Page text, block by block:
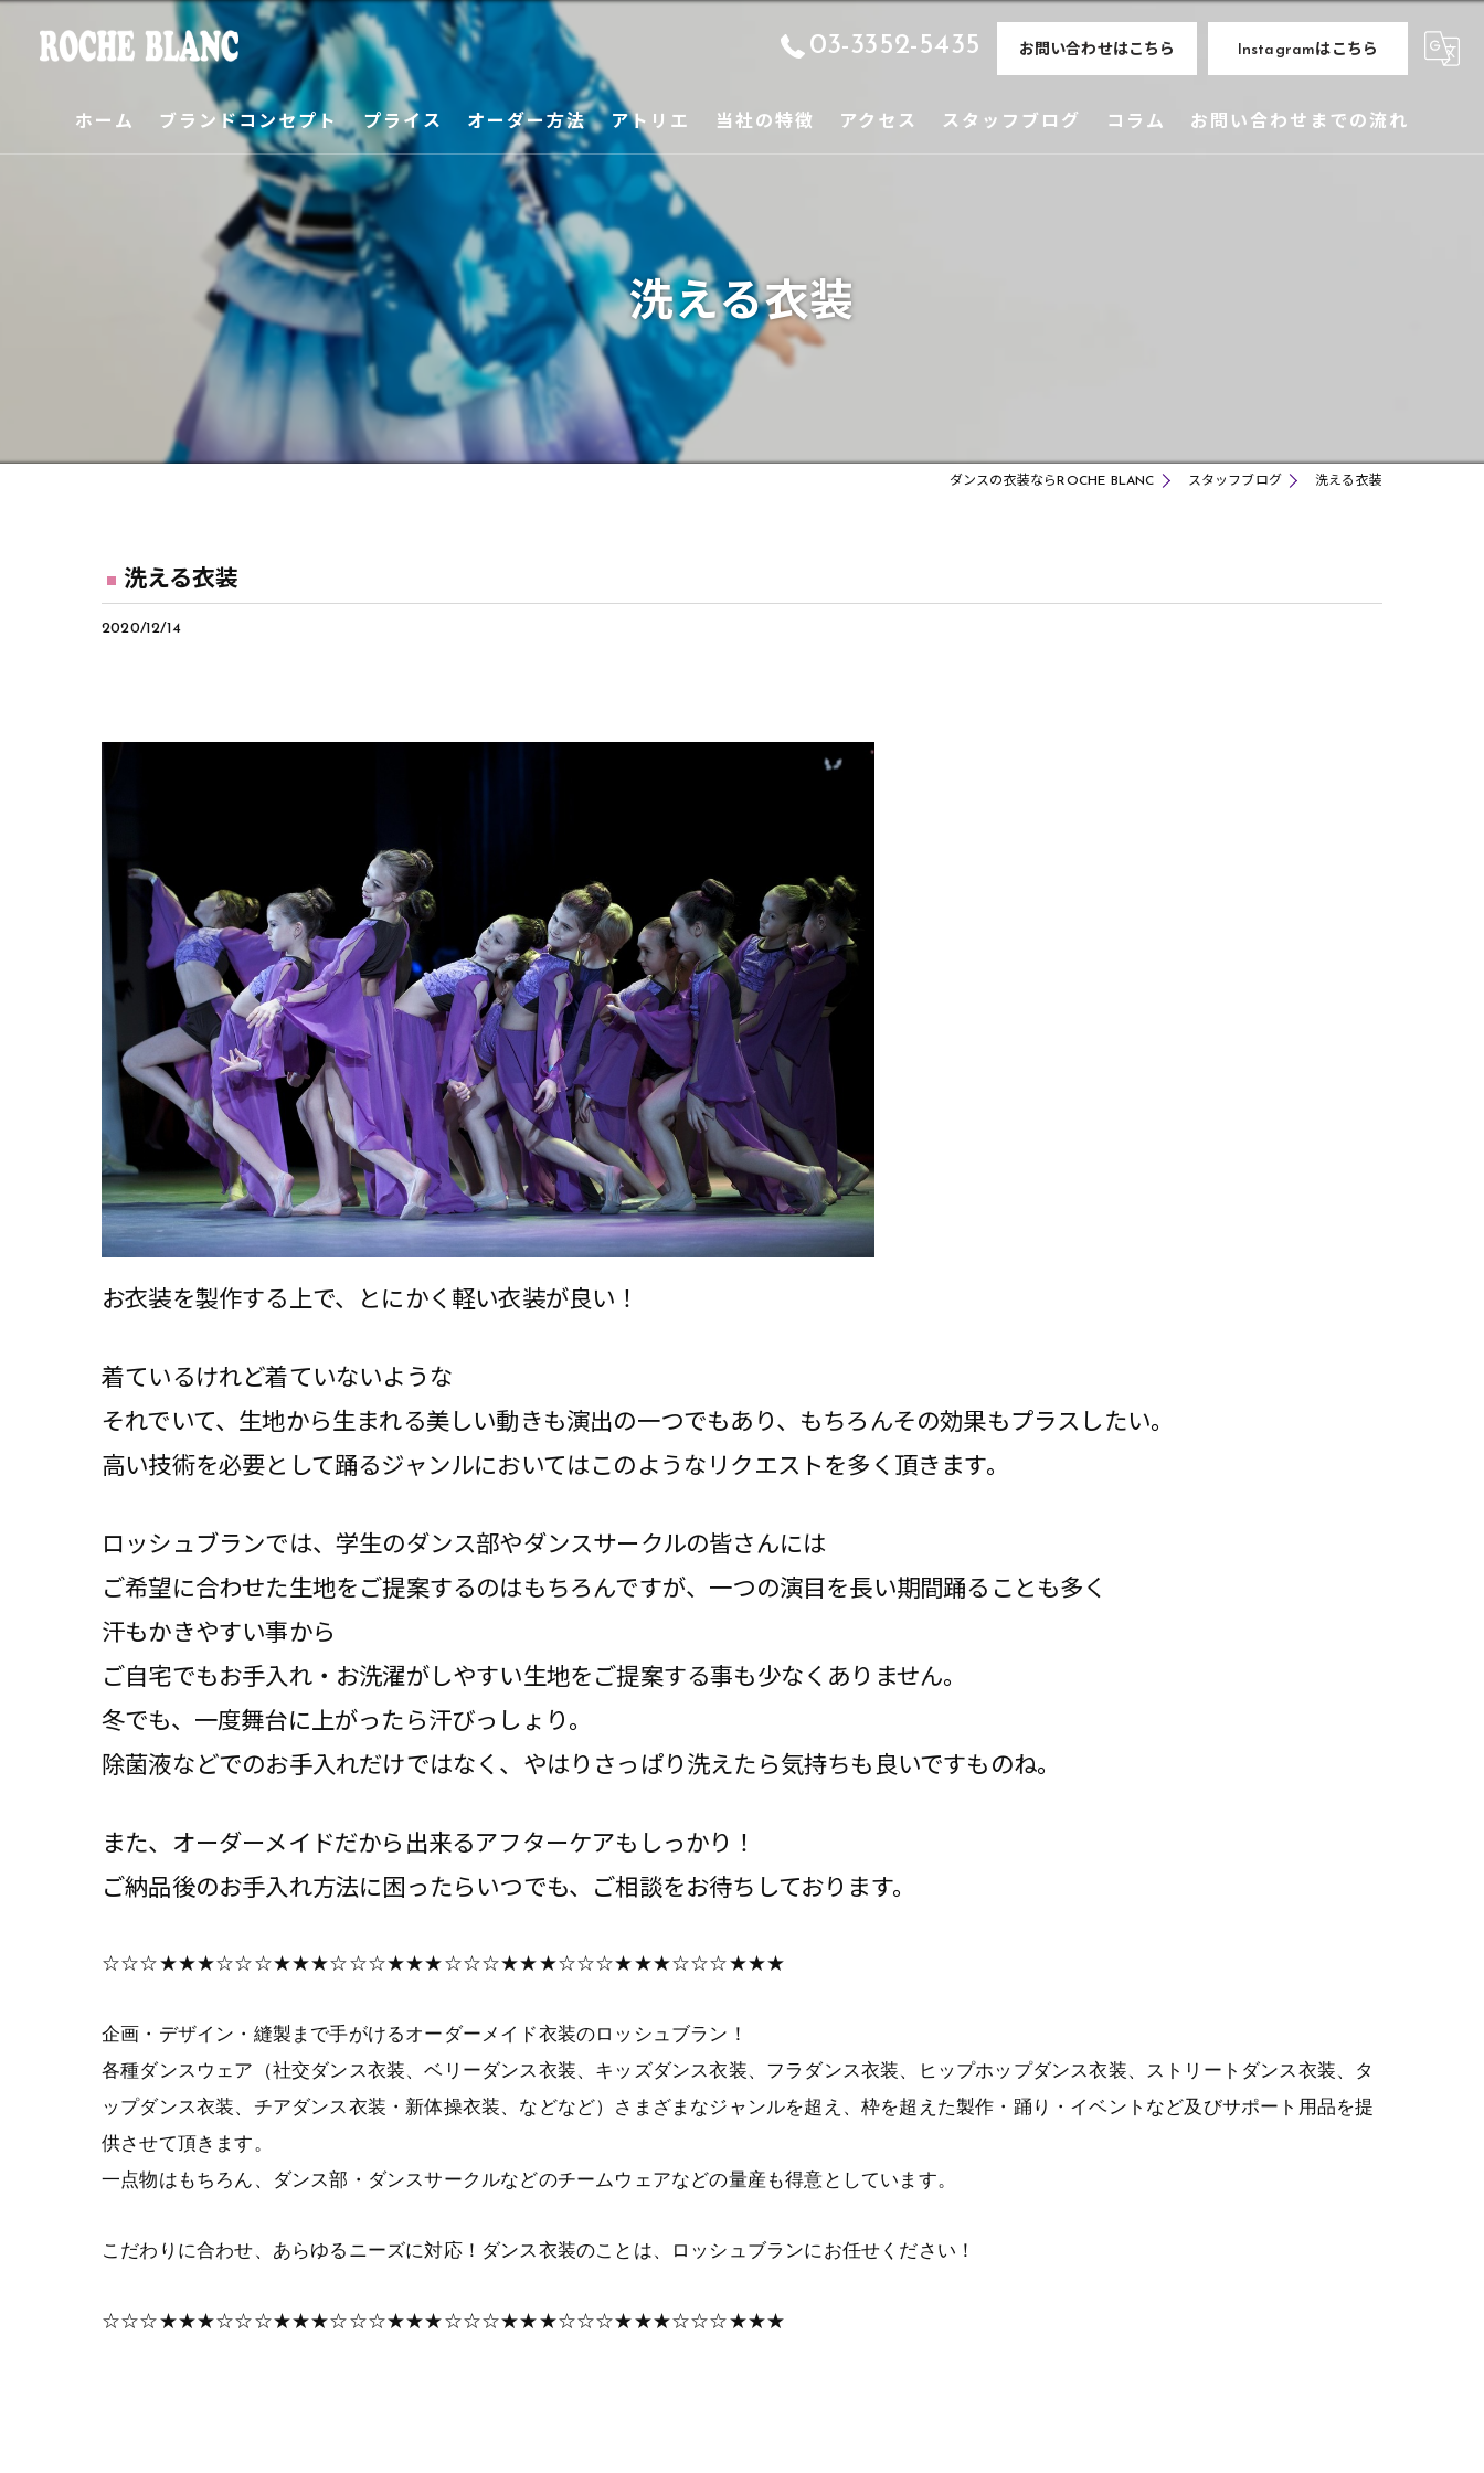
03-3352-5435 お問い合わせはこちら Instagramはこちら
ホーム ブランドコンセプト プライス オーダー方法 アトリエ 当社の特徴
ギャラリー
オーダーサンプル
アクセス スタッフブログ コラム お問い合わせまでの流れ
洗える衣装
ダンスの衣装ならROCHE BLANC スタッフブログ 洗える衣装
洗える衣装
2020/12/14
お衣装を製作する上で、とにかく軽い衣装が良い！
着ているけれど着ていないような
それでいて、生地から生まれる美しい動きも演出の一つでもあり、もちろんその効果もプラスしたい。
高い技術を必要として踊るジャンルにおいてはこのようなリクエストを多く頂きます。
ロッシュブランでは、学生のダンス部やダンスサークルの皆さんには
ご希望に合わせた生地をご提案するのはもちろんですが、一つの演目を長い期間踊ることも多く
汗もかきやすい事から
ご自宅でもお手入れ・お洗濯がしやすい生地をご提案する事も少なくありません。
冬でも、一度舞台に上がったら汗びっしょり。
除菌液などでのお手入れだけではなく、やはりさっぱり洗えたら気持ちも良いですものね。
また、オーダーメイドだから出来るアフターケアもしっかり！
ご納品後のお手入れ方法に困ったらいつでも、ご相談をお待ちしております。
☆☆☆★★★☆☆☆★★★☆☆☆★★★☆☆☆★★★☆☆☆★★★☆☆☆★★★
企画・デザイン・縫製まで手がけるオーダーメイド衣装のロッシュブラン！
各種ダンスウェア（社交ダンス衣装、ベリーダンス衣装、キッズダンス衣装、フラダンス衣装、ヒップホップダンス衣装、ストリートダンス衣装、タ
ップダンス衣装、チアダンス衣装・新体操衣装、などなど）さまざまなジャンルを超え、枠を超えた製作・踊り・イベントなど及びサポート用品を提
供させて頂きます。
一点物はもちろん、ダンス部・ダンスサークルなどのチームウェアなどの量産も得意としています。
こだわりに合わせ、あらゆるニーズに対応！ダンス衣装のことは、ロッシュブランにお任せください！
☆☆☆★★★☆☆☆★★★☆☆☆★★★☆☆☆★★★☆☆☆★★★☆☆☆★★★